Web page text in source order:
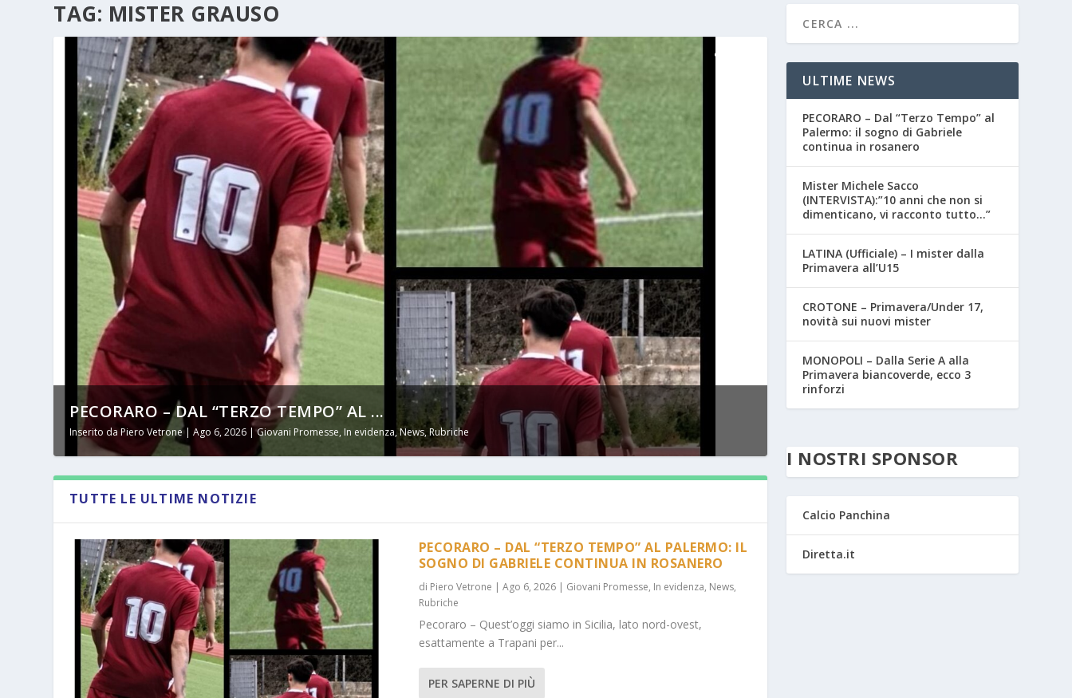
TAG: MISTER GRAUSO
PECORARO – DAL “TERZO TEMPO” AL ...
Inserito daPiero Vetrone|Ago 6, 2026 |Giovani Promesse,In evidenza,News, Rubriche
TUTTE LE ULTIME NOTIZIE
PECORARO – DAL “TERZO TEMPO” AL PALERMO: IL
SOGNO DI GABRIELE CONTINUA IN ROSANERO
di Piero Vetrone | Ago 6, 2026| Giovani Promesse, In evidenza, News,
Rubriche
Pecoraro – Quest’oggi siamo in Sicilia, lato nord-ovest,
esattamente a Trapani per...
PER SAPERNE DI PIÙ
ULTIME NEWS
PECORARO – Dal “Terzo Tempo” al
Palermo: il sogno di Gabriele
continua in rosanero
Mister Michele Sacco
(INTERVISTA):”10 anni che non si
dimenticano, vi racconto tutto…”
LATINA (Ufficiale) – I mister dalla
Primavera all’U15
CROTONE – Primavera/Under 17,
novità sui nuovi mister
MONOPOLI – Dalla Serie A alla
Primavera biancoverde, ecco 3
rinforzi
I NOSTRI SPONSOR
Calcio Panchina
Diretta.it